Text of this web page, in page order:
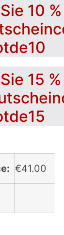
10
15
€41.00